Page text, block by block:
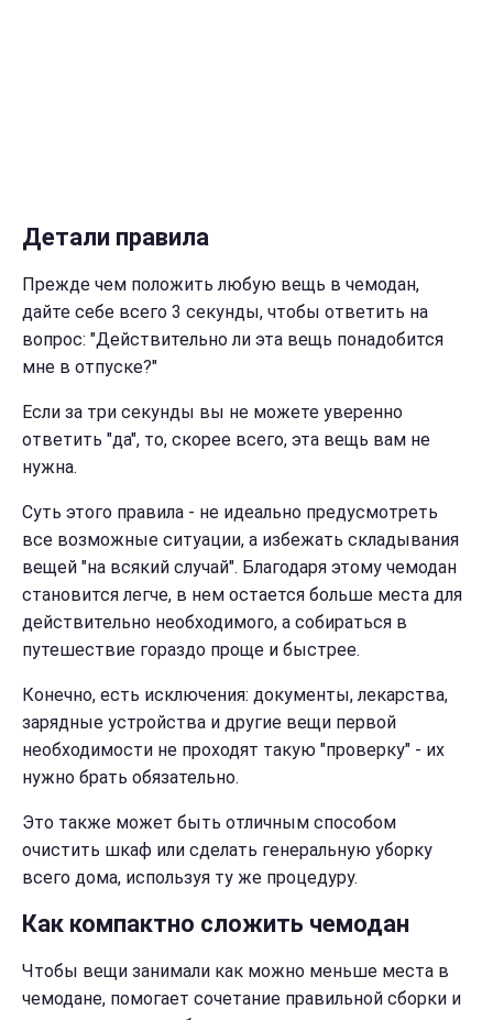
Детали правила
Прежде чем положить любую вещь в чемодан,
дайте себе всего 3 секунды, чтобы ответить на
вопрос: "Действительно ли эта вещь понадобится
мне в отпуске?"
Если за три секунды вы не можете уверенно
ответить "да", то, скорее всего, эта вещь вам не
нужна.
Суть этого правила - не идеально предусмотреть
все возможные ситуации, а избежать складывания
вещей "на всякий случай". Благодаря этому чемодан
становится легче, в нем остается больше места для
действительно необходимого, а собираться в
путешествие гораздо проще и быстрее.
Конечно, есть исключения: документы, лекарства,
зарядные устройства и другие вещи первой
необходимости не проходят такую "проверку" - их
нужно брать обязательно.
Это также может быть отличным способом
очистить шкаф или сделать генеральную уборку
всего дома, используя ту же процедуру.
Как компактно сложить чемодан
Чтобы вещи занимали как можно меньше места в
чемодане, помогает сочетание правильной сборки и